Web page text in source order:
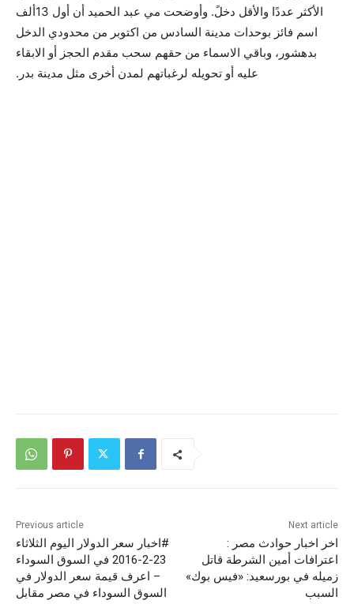
الأكثر عددًا والأقل دخلً. وأوضحت مي عبد الحميد أن أول 13ألف
اسم فائز بوحدات مدينة السادس من اكتوبر من محدودي الدخل
بدهشور، وباقي الاسماء من حقهم سحب مقدم الحجز أو الابقاء
عليه أو تحويله لرغباتهم لمدن أخرى مثل مدينة بدر.
Previous article
#اخبار سعر الدولار اليوم الثلاثاء
23-2-2016 في السوق السوداء
– اعرف قيمة سعر الدولار في
السوق السوداء في مصر مقابل
Next article
اخر اخبار حوادث مصر :
اعترافات أمين الشرطة قاتل
زميله في بورسعيد: «فيس بوك»
السبب